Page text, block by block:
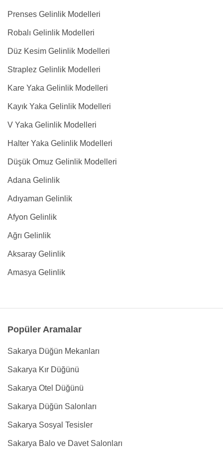
Prenses Gelinlik Modelleri
Robalı Gelinlik Modelleri
Düz Kesim Gelinlik Modelleri
Straplez Gelinlik Modelleri
Kare Yaka Gelinlik Modelleri
Kayık Yaka Gelinlik Modelleri
V Yaka Gelinlik Modelleri
Halter Yaka Gelinlik Modelleri
Düşük Omuz Gelinlik Modelleri
Adana Gelinlik
Adıyaman Gelinlik
Afyon Gelinlik
Ağrı Gelinlik
Aksaray Gelinlik
Amasya Gelinlik
Popüler Aramalar
Sakarya Düğün Mekanları
Sakarya Kır Düğünü
Sakarya Otel Düğünü
Sakarya Düğün Salonları
Sakarya Sosyal Tesisler
Sakarya Balo ve Davet Salonları